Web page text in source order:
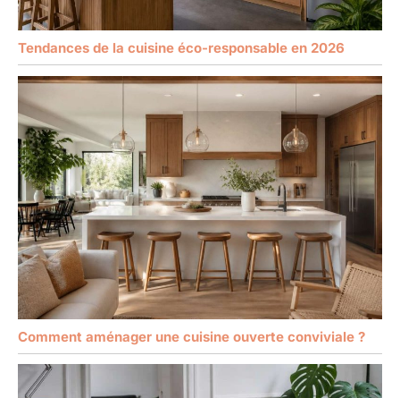
Tendances de la cuisine éco-responsable en 2026
Comment aménager une cuisine ouverte conviviale ?